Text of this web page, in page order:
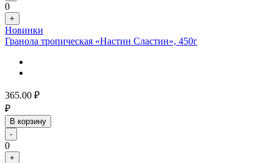
0
+
Новинки
Гранола тропическая «Настин Сластин», 450г
365.00 ₽
₽
В корзину
-
0
+